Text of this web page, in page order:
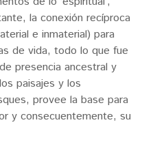
la conexión recíproca
e inmaterial) para
de vida, todo lo que fue
presencia ancestral y
paisajes y los
provee la base para
y consecuentemente, su